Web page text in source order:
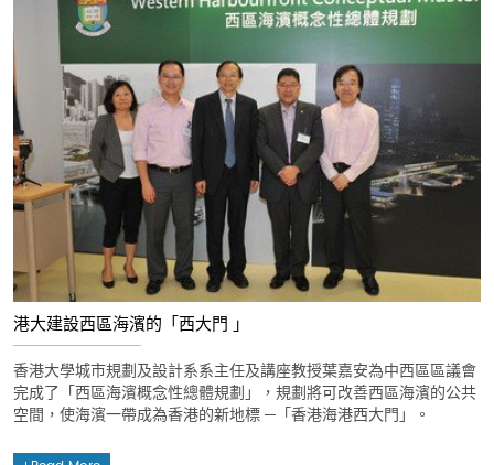
港大建設西區海濱的「西大門 」
香港大學城市規劃及設計系系主任及講座教授葉嘉安為中西區區議會
完成了「西區海濱概念性總體規劃」，規劃將可改善西區海濱的公共
空間，使海濱一帶成為香港的新地標 ─「香港海港西大門」。